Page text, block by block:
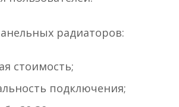
радиаторов:
стоимость;
подключения;